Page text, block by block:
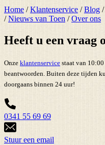
Home /Klantenservice /Blog /
/Nieuws van Toen /Over ons
Heeft u een vraag
Onze klantenservice staat van
beantwoorden. Buiten deze tijden
doorgaans binnen 24 uur!
0341 55 69 69
Stuur een email